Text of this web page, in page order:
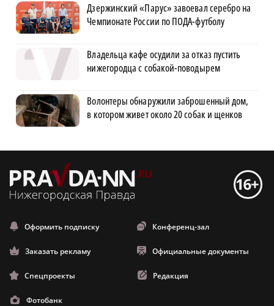
Дзержинский «Парус» завоевал серебро на
Чемпионате России по ПОДА-футболу
Владельца кафе осудили за отказ пустить
нижегородца с собакой-поводырем
Волонтеры обнаружили заброшенный дом,
в котором живет около 20 собак и щенков
Оформить подписку Конференц-зал
Заказать рекламу Официальные документы
Спецпроекты Редакция
Фотобанк